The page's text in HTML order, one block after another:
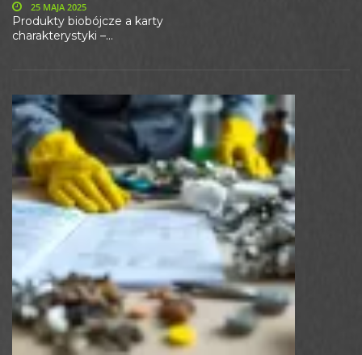
Produkty biobójcze a karty
charakterystyki –...
25 MAJA 2025